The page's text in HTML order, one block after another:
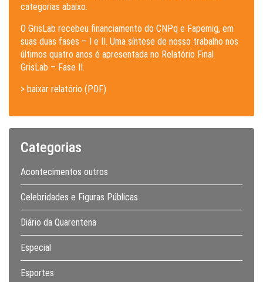
categorias abaixo.
O GrisLab recebeu financiamento do CNPq e Fapemig, em
suas duas fases – I e II. Uma síntese de nosso trabalho nos
últimos quatro anos é apresentada no Relatório Final
GrisLab – Fase II.
> baixar relatório (PDF)
Categorias
Acontecimentos outros
Celebridades e Figuras Públicas
Diário da Quarentena
Especial
Esportes